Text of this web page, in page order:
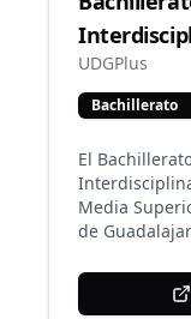
UDGPlus
Bachillerato
El
Media
de
esta
información